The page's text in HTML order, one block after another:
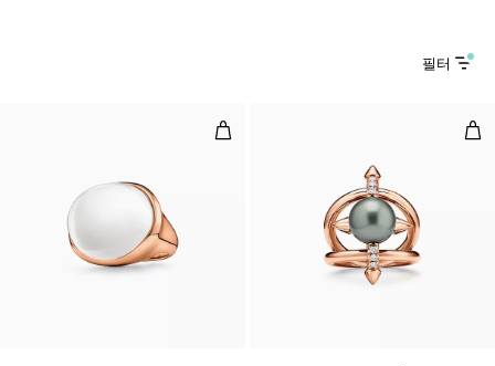
필터
카보숑 링, 로즈 골드, 락 크리스탈타